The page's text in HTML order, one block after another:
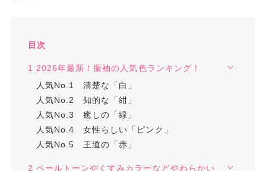
目次
1 2026年最新！振袖の人気色ランキング！
人気No.1 清楚な「白」
人気No.2 知的な「紺」
人気No.3 癒しの「緑」
人気No.4 女性らしい「ピンク」
人気No.5 王道の「赤」
2 ペールトーンやくすみカラーなどやわらかい